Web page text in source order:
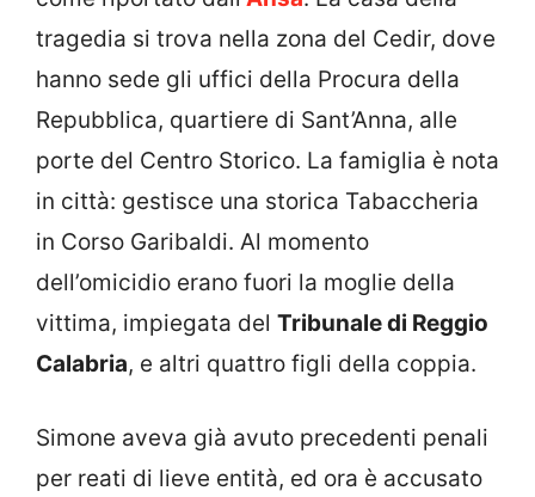
tragedia si trova nella zona del Cedir, dove
hanno sede gli uffici della Procura della
Repubblica, quartiere di Sant’Anna, alle
porte del Centro Storico. La famiglia è nota
in città: gestisce una storica Tabaccheria
in Corso Garibaldi. Al momento
dell’omicidio erano fuori la moglie della
vittima, impiegata del Tribunale di Reggio
Calabria, e altri quattro figli della coppia.
Simone aveva già avuto precedenti penali
per reati di lieve entità, ed ora è accusato